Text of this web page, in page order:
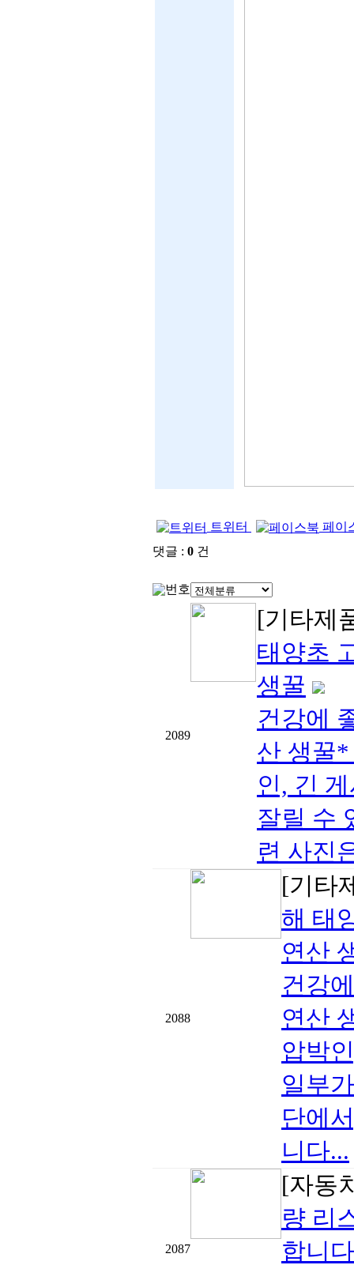
트위터
페이
댓글 : 0 건
번호
2089
[기타제
태양초
생꿀
건강에
산 생꿀
인, 긴
잘릴 수
련 사진
2088
[기타
해 태
연산
건강
연산
압박
일부
단에
니다...
2087
[자동
량 리
합니